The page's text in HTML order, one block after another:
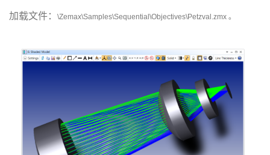
加载文件： \Zemax\Samples\Sequential\Objectives\Petzval.zmx 。